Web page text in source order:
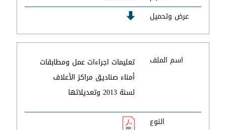
عرض وتحميل
اسم الملف
تعليمات اجراءات عمل ومطابقات
أمناء صناديق مراكز الأعلاف
لسنة 2013 وتعديلاتها
النوع